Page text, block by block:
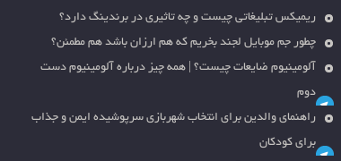
ریمیکس تبلیغاتی چیست و چه تاثیری در برندینگ دارد؟
چطور جم موبایل لجند بخریم که هم ارزان باشد هم مطمئن؟
آلومینیوم ضایعات چیست؟ | همه چیز درباره آلومینیوم دست
دوم
راهنمای والدین برای انتخاب شهربازی سرپوشیده ایمن و جذاب
برای کودکان